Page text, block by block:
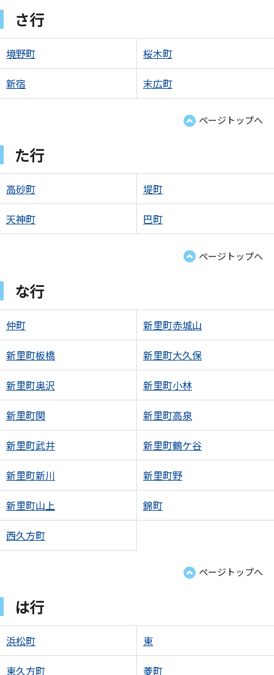
さ行
境野町 桜木町
新宿 末広町
ページトップへ
た行
高砂町 堤町
天神町 巴町
ページトップへ
な行
仲町 新里町赤城山
新里町板橋 新里町大久保
新里町奥沢 新里町小林
新里町関 新里町高泉
新里町武井 新里町鶴ケ谷
新里町新川 新里町野
新里町山上 錦町
西久方町
ページトップへ
は行
浜松町 東
東久方町 菱町